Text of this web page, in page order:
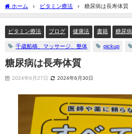
ホーム ビタミン療法 糖尿病は長寿体質
ビタミン療法 ブログ 健康法 書籍 糖尿病
千歳船橋、マッサージ、整体 pickup
糖尿病は長寿体質
2024年6月27日 2024年6月30日